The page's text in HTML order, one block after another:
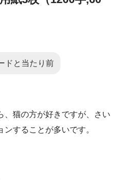
ドと当たり前
猫の方が好きですが、さい
することが多いです。